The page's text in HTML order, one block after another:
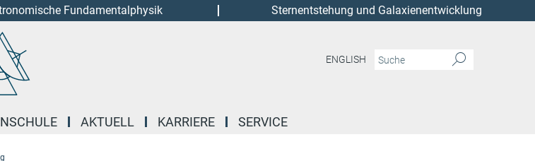
Fundamentalphysik Sternentstehung und Galaxienentwicklung
ENGLISH
AKTUELL KARRIERE SERVICE